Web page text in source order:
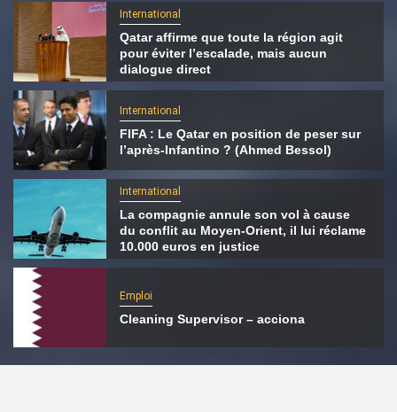
International
Qatar affirme que toute la région agit
pour éviter l’escalade, mais aucun
dialogue direct
International
FIFA : Le Qatar en position de peser sur
l’après-Infantino ? (Ahmed Bessol)
International
La compagnie annule son vol à cause
du conflit au Moyen-Orient, il lui réclame
10.000 euros en justice
Emploi
Cleaning Supervisor – acciona